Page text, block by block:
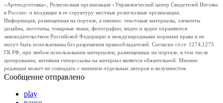
«Артподготовка», Религиозная организация «Управленческий центр Свидетелей Иеговы
в России» и входящие в ее структуру местные религиозные организации.
Информация, размещенная на портале, а именно: текстовые материалы, элементы
дизайна, логотипы, товарные знаки, фотографии, видео и аудио охраняются
законодательством Российской Федерации и международными нормами права и не
могут быть использованы без разрешения правообладателей. Согласно ст.ст. 1274,1275
ГК РФ, при любом использовании материалов, размещенных на портале, в том числе
цитировании, активная гиперссылка на материал является обязательной. Мнение
редакции может не совпадать с мнением отдельных авторов и колумнистов.
Сообщение отправлено
play